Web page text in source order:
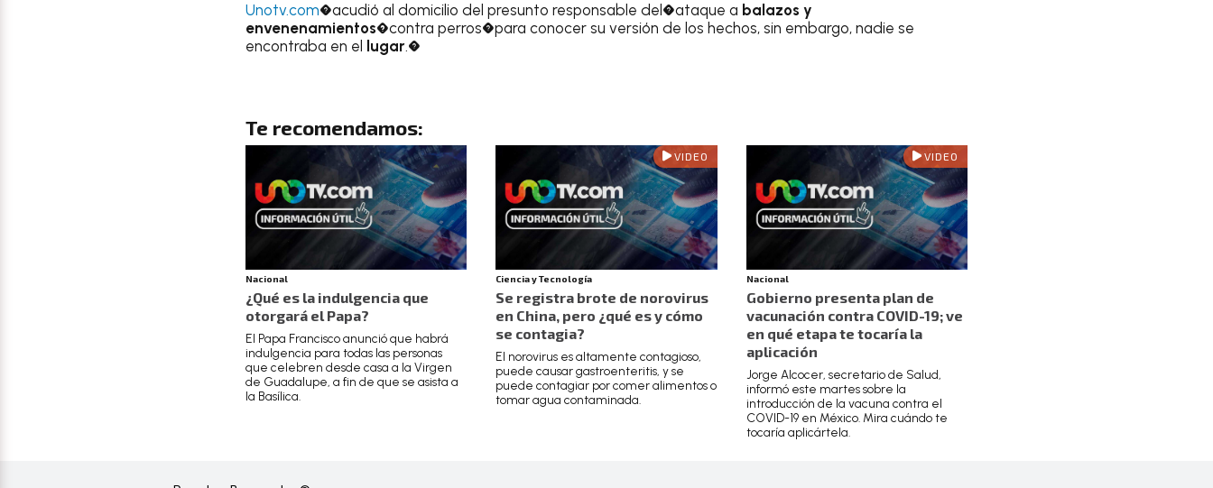
Unotv.com�acudió al domicilio del presunto responsable del�ataque a balazos y
envenenamientos�contra perros�para conocer su versión de los hechos, sin embargo, nadie se
encontraba en el
lugar.�
Te recomendamos:
Nacional
¿Qué es la indulgencia que
otorgará el Papa?
El Papa Francisco anunció que habrá
indulgencia para todas las personas
que celebren desde casa a la Virgen
de Guadalupe, a fin de que se asista a
la Basílica.
VIDEO
Ciencia y Tecnología
Se registra brote de norovirus
en China, pero ¿qué es y cómo
se contagia?
El norovirus es altamente contagioso,
puede causar gastroenteritis, y se
puede contagiar por comer alimentos o
tomar agua contaminada.
VIDEO
Nacional
Gobierno presenta plan de
vacunación contra COVID-19; ve
en qué etapa te tocaría la
aplicación
Jorge Alcocer, secretario de Salud,
informó este martes sobre la
introducción de la vacuna contra el
COVID-19 en México. Mira cuándo te
tocaría aplicártela.